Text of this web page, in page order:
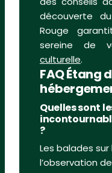
découverte
Rouge
sereine de
culturelle.
FAQ Étang
Quelles sont
?
Les balades
l’observation